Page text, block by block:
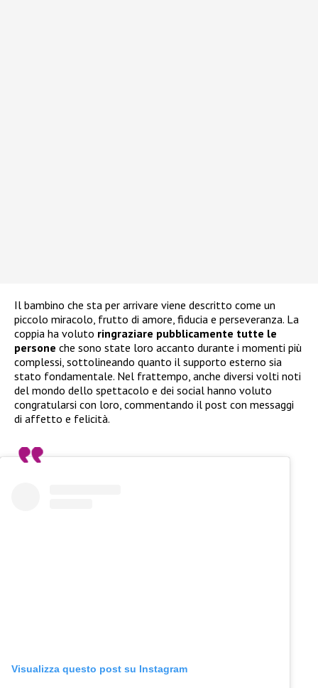
Il bambino che sta per arrivare viene descritto come un
piccolo miracolo, frutto di amore, fiducia e perseveranza. La
coppia ha voluto ringraziare pubblicamente tutte le
persone che sono state loro accanto durante i momenti più
complessi, sottolineando quanto il supporto esterno sia
stato fondamentale. Nel frattempo, anche diversi volti noti
del mondo dello spettacolo e dei social hanno voluto
congratularsi con loro, commentando il post con messaggi
di affetto e felicità.
Visualizza questo post su Instagram